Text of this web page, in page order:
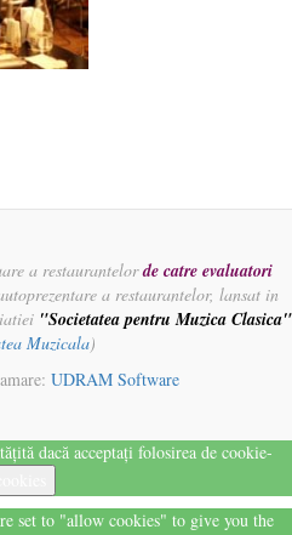
a restaurantelorde catre evaluatori
a restaurantelor, lansat in
"Societatea pentru Muzica Clasica"
Muzicala)
UDRAM Software
dacă acceptați folosirea de cookie-
set to "allow cookies" to give you the